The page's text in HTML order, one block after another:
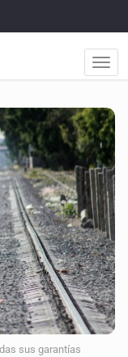
sus garantías